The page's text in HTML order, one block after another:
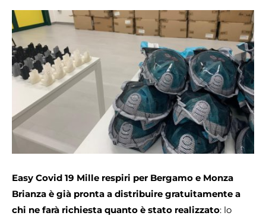
Easy Covid 19 Mille respiri per Bergamo e Monza
Brianza è già pronta a distribuire gratuitamente a
chi ne farà richiesta quanto è stato realizzato: lo